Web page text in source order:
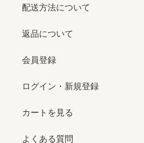
配送方法について
返品について
会員登録
ログイン・新規登録
カートを見る
よくある質問